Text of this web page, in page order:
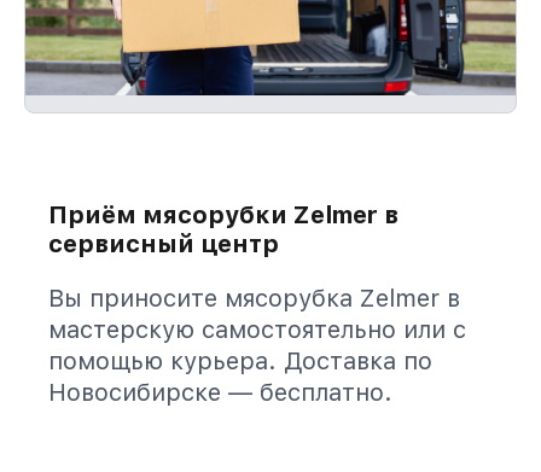
Приём мясорубки Zelmer в
сервисный центр
Вы приносите мясорубка Zelmer в
мастерскую самостоятельно или с
помощью курьера. Доставка по
Новосибирске — бесплатно.